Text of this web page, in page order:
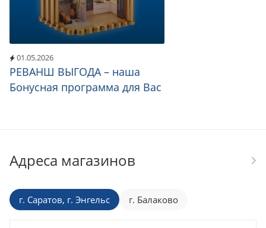
01.05.2026
РЕВАНШ ВЫГОДА – наша
Бонусная программа для Вас
Адреса магазинов
г. Саратов, г. Энгельс г. Балаково